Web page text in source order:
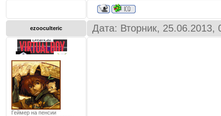
ezooculteric Дата: Вторник,
Геймер на пенсии